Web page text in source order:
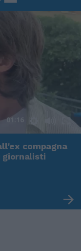
01:16
compagna
giornalisti